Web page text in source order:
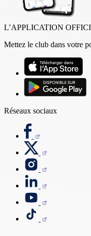
L’APPLICATION
Mettez le club dans votre
Réseaux sociaux